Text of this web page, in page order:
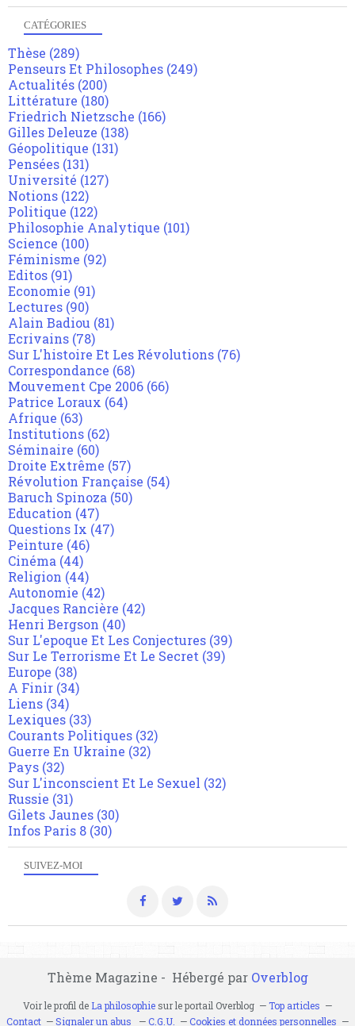
SUIVEZ-MOI
CATÉGORIES
Thèse (289)
Penseurs Et Philosophes (249)
Actualités (200)
Littérature (180)
Friedrich Nietzsche (166)
Gilles Deleuze (138)
Géopolitique (131)
Pensées (131)
Université (127)
Notions (122)
Politique (122)
Philosophie Analytique (101)
Science (100)
Féminisme (92)
Editos (91)
Economie (91)
Lectures (90)
Alain Badiou (81)
Ecrivains (78)
Sur L'histoire Et Les Révolutions (76)
Correspondance (68)
Mouvement Cpe 2006 (66)
Patrice Loraux (64)
Afrique (63)
Institutions (62)
Séminaire (60)
Droite Extrême (57)
Révolution Française (54)
Baruch Spinoza (50)
Education (47)
Questions Ix (47)
Peinture (46)
Cinéma (44)
Religion (44)
Autonomie (42)
Jacques Rancière (42)
Henri Bergson (40)
Sur L'epoque Et Les Conjectures (39)
Sur Le Terrorisme Et Le Secret (39)
Europe (38)
A Finir (34)
Liens (34)
Lexiques (33)
Courants Politiques (32)
Guerre En Ukraine (32)
Pays (32)
Sur L'inconscient Et Le Sexuel (32)
Russie (31)
Gilets Jaunes (30)
Infos Paris 8 (30)
Thème Magazine - Hébergé par Overblog
Voir le profil de La philosophiesur le portail Overblog
Top articles
Contact
Signaler un abus C.G.U. Cookies et données personnelles